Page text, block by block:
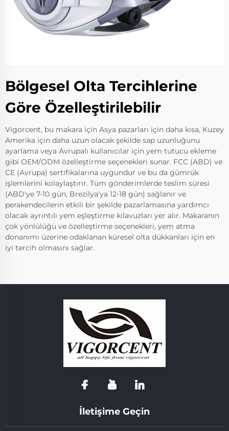
Bölgesel Olta Tercihlerine
Göre Özelleştirilebilir
Vigorcent, bu makara için Asya pazarları için daha kısa, Kuzey
Amerika için daha uzun olacak şekilde sap uzunluğunu
ayarlama veya Avrupalı kullanıcılar için yem tutucu ekleme
gibi OEM/ODM özelleştirme seçenekleri sunar. FCC (ABD) ve
CE (Avrupa) sertifikalarına uygundur ve bu da gümrük
işlemlerini kolaylaştırır. Tüm gönderimlerde teslim süresi
(ABD'ye 7-10 gün, Brezilya'ya 12-18 gün) sağlanır ve
perakendecilerin etkili bir şekilde pazarlamasına yardımcı
olacak ayrıntılı yem eşleştirme kılavuzları yer alır. Makaranın
çok yönlülüğü ve özelleştirme seçenekleri, yem atma
donanımı üzerine odaklanan küresel olta dükkanları için en
iyi tercih olmasını sağlar.
İletişime Geçin